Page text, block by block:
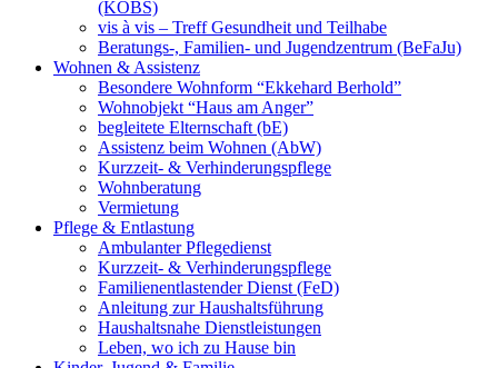
(KOBS)
vis à vis – Treff Gesundheit und Teilhabe
Beratungs-, Familien- und Jugendzentrum (BeFaJu)
Wohnen & Assistenz
Besondere Wohnform “Ekkehard Berhold”
Wohnobjekt “Haus am Anger”
begleitete Elternschaft (bE)
Assistenz beim Wohnen (AbW)
Kurzzeit- & Verhinderungspflege
Wohnberatung
Vermietung
Pflege & Entlastung
Ambulanter Pflegedienst
Kurzzeit- & Verhinderungspflege
Familienentlastender Dienst (FeD)
Anleitung zur Haushaltsführung
Haushaltsnahe Dienstleistungen
Leben, wo ich zu Hause bin